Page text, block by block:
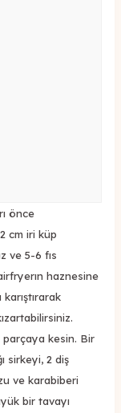
önce
cm iri küp
ve 5-6 fıs
ın haznesine
kesin. Bir
sirkeyi, 2 diş
ve karabiberi
bir tavayı